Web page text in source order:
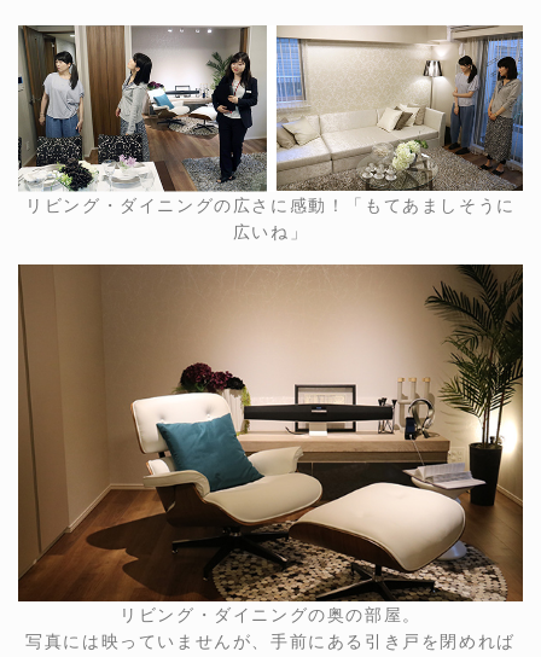
リビング・ダイニングの広さに感動！「もてあましそうに
広いね」
リビング・ダイニングの奥の部屋。
写真には映っていませんが、手前にある引き戸を閉めれば